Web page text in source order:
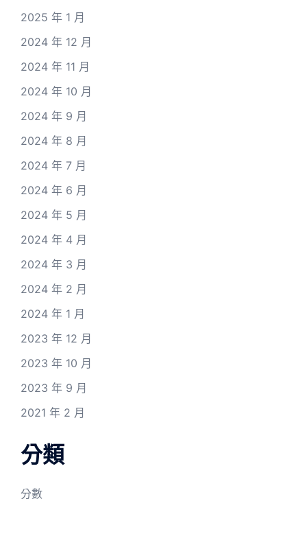
2025 年 1 月
2024 年 12 月
2024 年 11 月
2024 年 10 月
2024 年 9 月
2024 年 8 月
2024 年 7 月
2024 年 6 月
2024 年 5 月
2024 年 4 月
2024 年 3 月
2024 年 2 月
2024 年 1 月
2023 年 12 月
2023 年 10 月
2023 年 9 月
2021 年 2 月
分類
分數